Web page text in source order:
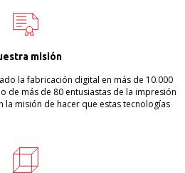
misión
la fabricación digital en más de 10.000
de más de 80 entusiastas de la impresión
la misión de hacer que estas tecnologías